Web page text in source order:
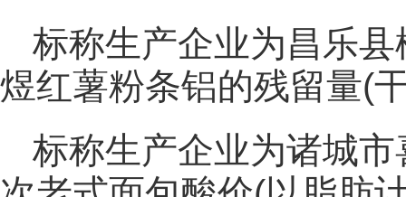
标称生产企业为昌乐
煜红薯粉条铝的残留量(
标称生产企业为诸城